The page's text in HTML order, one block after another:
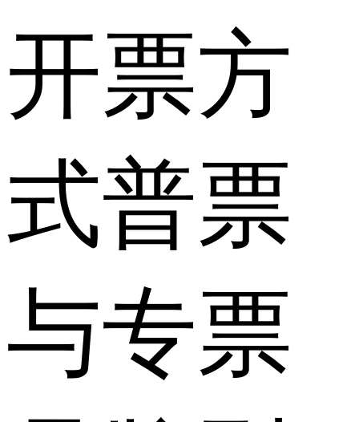
开票方
式普票
与专票